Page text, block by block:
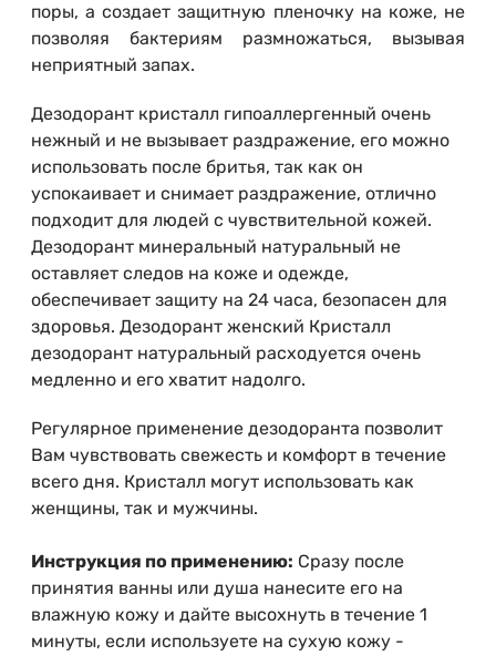
поры, а создает защитную пленочку на коже, не
позволяя бактериям размножаться, вызывая
неприятный запах.
Дезодорант кристалл гипоаллергенный очень
нежный и не вызывает раздражение, его можно
использовать после бритья, так как он
успокаивает и снимает раздражение, отлично
подходит для людей с чувствительной кожей.
Дезодорант минеральный натуральный не
оставляет следов на коже и одежде,
обеспечивает защиту на 24 часа, безопасен для
здоровья. Дезодорант женский Кристалл
дезодорант натуральный расходуется очень
медленно и его хватит надолго.
Регулярное применение дезодоранта позволит
Вам чувствовать свежесть и комфорт в течение
всего дня. Кристалл могут использовать как
женщины, так и мужчины.
Инструкция по применению: Сразу после
принятия ванны или душа нанесите его на
влажную кожу и дайте высохнуть в течение 1
минуты, если используете на сухую кожу -